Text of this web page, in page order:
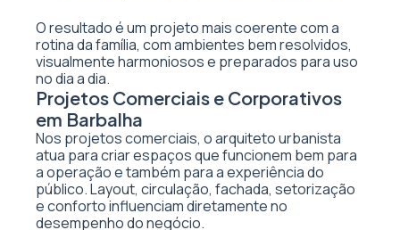
O resultado é um projeto mais coerente com a
rotina da família, com ambientes bem resolvidos,
visualmente harmoniosos e preparados para uso
no dia a dia.
Projetos Comerciais e Corporativos
em Barbalha
Nos projetos comerciais, o arquiteto urbanista
atua para criar espaços que funcionem bem para
a operação e também para a experiência do
público. Layout, circulação, fachada, setorização
e conforto influenciam diretamente no
desempenho do negócio.